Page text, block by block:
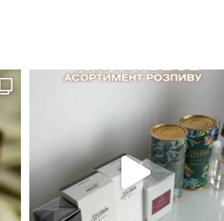
в...
Знижка 15 % діє НА ОНЛАЙН